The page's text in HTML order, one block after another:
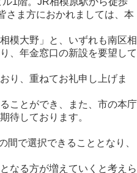
さま方におかれましては、本
模大野」と、いずれも南区相
、年金窓口の新設を要望して
り、重ねてお礼申し上げま
ことができ、また、市の本庁
待しております。
で選択できることとなり、
なる方が増えていくと考えら